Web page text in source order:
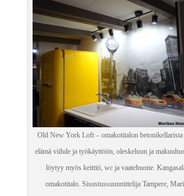
Old New York Loft – omakotitalon
elämä viihde ja työkäyttöön, oleskeluun ja
löytyy myös keittiö, wc ja vaatehuone.
omakotitalo. Sisustussuunnittelija Tampere,